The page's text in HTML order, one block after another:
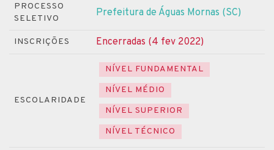
PROCESSO
SELETIVO
Prefeitura de Águas Mornas (SC)
INSCRIÇÕES Encerradas (4 fev 2022)
ESCOLARIDADE
NÍVEL FUNDAMENTAL
NÍVEL MÉDIO
NÍVEL SUPERIOR
NÍVEL TÉCNICO